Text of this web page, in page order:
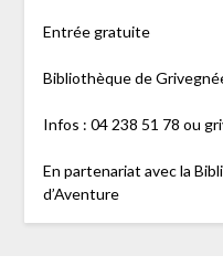
Entrée gratuite
Bibliothèque de
Infos : 04 238 51 78 ou
En partenariat avec la
d’Aventure